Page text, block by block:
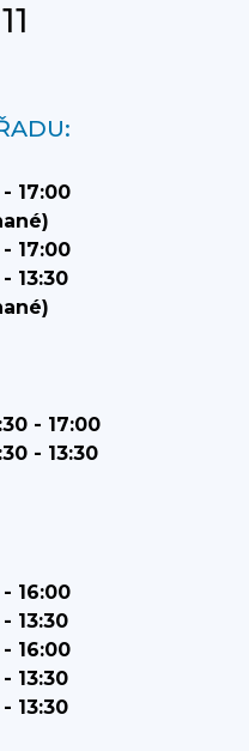
- 17:00
- 17:00
13:30
- 17:00
- 13:30
- 16:00
13:30
- 16:00
13:30
13:30